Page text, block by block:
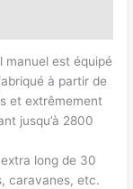
manuel est équipé
à partir de
et extrêmement
jusqu’à 2800
long de 30
caravanes, etc.